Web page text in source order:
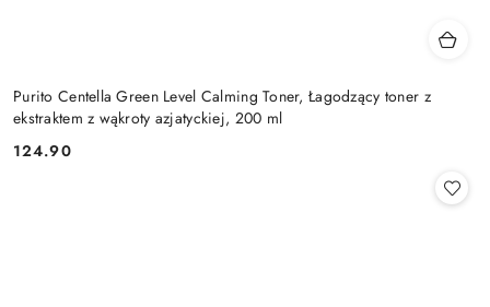
Purito Centella Green Level Calming Toner, Łagodzący toner z
ekstraktem z wąkroty azjatyckiej, 200 ml
Cena:
124.90